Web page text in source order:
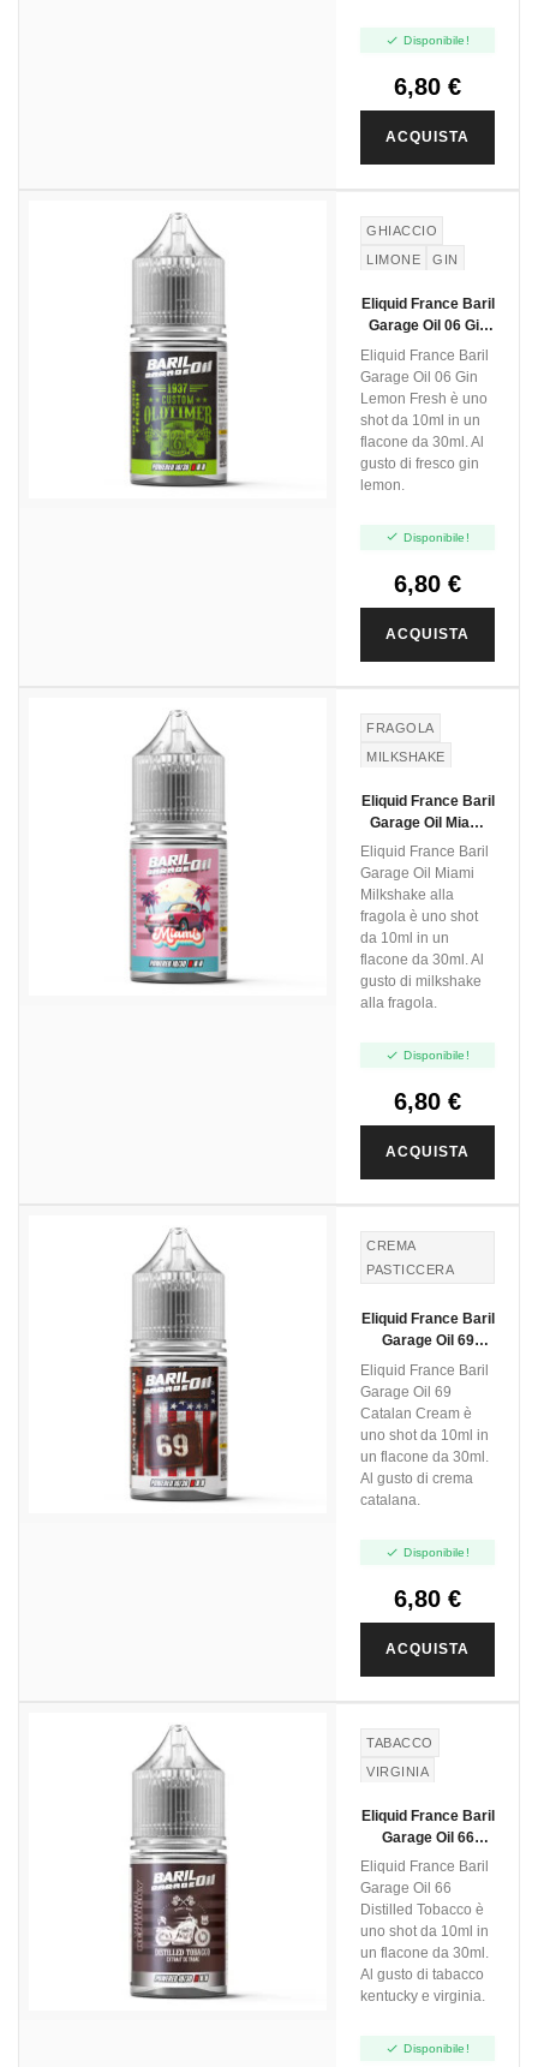
 Disponibile!
6,80 €
ACQUISTA
GHIACCIO
LIMONE
GIN
Eliquid France Baril
Garage Oil 06 Gin
Lemon Fresh - Mini
Shot 10+20
Eliquid France Baril
Garage Oil 06 Gin
Lemon Fresh è uno
shot da 10ml in un
flacone da 30ml. Al
gusto di fresco gin
lemon.
 Disponibile!
6,80 €
ACQUISTA
FRAGOLA
MILKSHAKE
Eliquid France Baril
Garage Oil Miami
Milkshake Alla
Fragola - Mini Shot
10+20
Eliquid France Baril
Garage Oil Miami
Milkshake alla
fragola è uno shot
da 10ml in un
flacone da 30ml. Al
gusto di milkshake
alla fragola.
 Disponibile!
6,80 €
ACQUISTA
CREMA
PASTICCERA
Eliquid France Baril
Garage Oil 69
Catalan Cream -
Mini Shot 10+20
Eliquid France Baril
Garage Oil 69
Catalan Cream è
uno shot da 10ml in
un flacone da 30ml.
Al gusto di crema
catalana.
 Disponibile!
6,80 €
ACQUISTA
TABACCO
VIRGINIA
Eliquid France Baril
Garage Oil 66
Distilled Tobacco -
Mini Shot 10+20
Eliquid France Baril
Garage Oil 66
Distilled Tobacco è
uno shot da 10ml in
un flacone da 30ml.
Al gusto di tabacco
kentucky e virginia.
 Disponibile!